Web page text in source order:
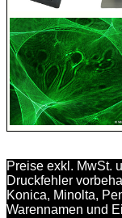
Preise exkl. MwSt.
Druckfehler
Konica, Minolta,
Warennamen und